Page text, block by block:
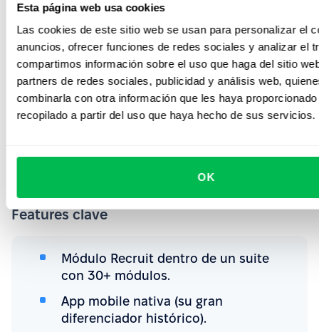
Esta página web usa cookies
Las cookies de este sitio web se usan para personalizar el
anuncios, ofrecer funciones de redes sociales y analizar el
compartimos información sobre el uso que haga del sitio
partners de redes sociales, publicidad y análisis web,
combinarla con otra información que les haya
recopilado a partir del uso que haya hecho de sus servicios.
OK
Qué hace realmente Humand
Humand es una plataforma all-in-one argentina con foco
fuerte en deskless workers. Su módulo de reclutamiento
es parte de una suite de más de 30 módulos: chat, feed
de noticias, reconocimientos, onboarding, organigrama,
tickets, encuestas, etc. En febrero de 2026 levantó una
Features clave
Módulo Recruit dentro de un suite
con 30+ módulos.
App mobile nativa (su gran
diferenciador histórico).